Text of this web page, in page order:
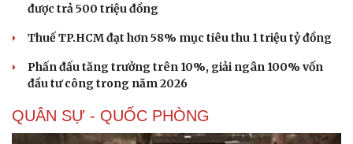
được trả 500 triệu đồng
Thuế TP.HCM đạt hơn 58% mục tiêu thu 1 triệu tỷ đồng
Phấn đấu tăng trưởng trên 10%, giải ngân 100% vốn
đầu tư công trong năm 2026
QUÂN SỰ - QUỐC PHÒNG